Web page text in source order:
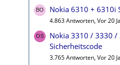
Nokia 6310 + 6310i
4.863 Antworten, Vor 20
Nokia 3310 / 3330 /
Sicherheitscode
3.765 Antworten, Vor 20